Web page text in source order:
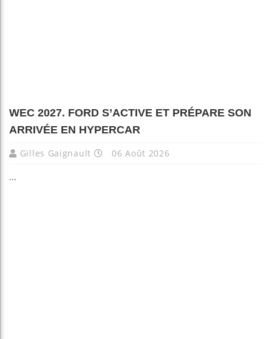
WEC 2027. FORD S’ACTIVE ET PRÉPARE SON
ARRIVÉE EN HYPERCAR
Gilles Gaignault 06 Août 2026
...